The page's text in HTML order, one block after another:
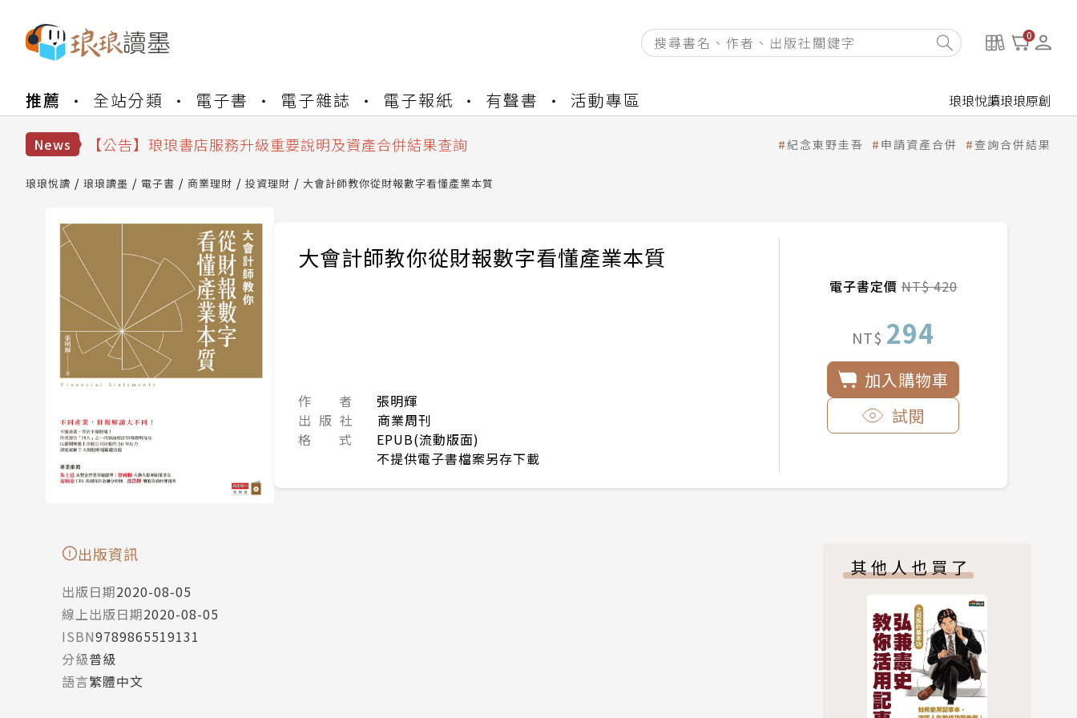
0
推薦 全站分類 電子書 電子雜誌 電子報紙 有聲書 活動專區 琅琅悅讀琅琅原創
News
【公告】琅琅書店服務升級重要說明及資產合併結果查詢
【公告】琅琅讀墨書櫃開通常見問題
【公告】琅琅書店服務升級重要說明及資產合併結果查詢
紀念東野圭吾 申請資產合併 查詢合併結果
琅琅悅讀 琅琅讀墨 電子書 商業理財 投資理財 大會計師教你從財報數字看懂產業本質
大會計師教你從財報數字看懂產業本質
作 者
張明輝
出 版 社
商業周刊
格 式
EPUB(流動版面)
不提供電子書檔案另存下載
電子書定價NT$ 420
NT$ 294
加入購物車
試閱
出版資訊
出版日期2020-08-05
線上出版日期2020-08-05
ISBN9789865519131
分級普級
語言繁體中文
其他人也買了